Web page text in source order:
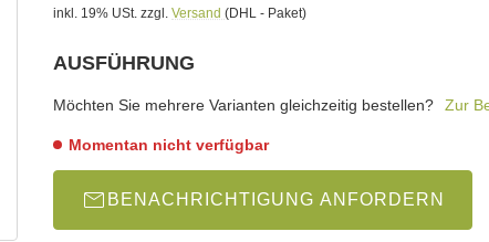
inkl. 19% USt. zzgl. Versand (DHL - Paket)
AUSFÜHRUNG
Möchten Sie mehrere Varianten gleichzeitig bestellen?
Zur
Momentan nicht verfügbar
BENACHRICHTIGUNG ANFORDERN